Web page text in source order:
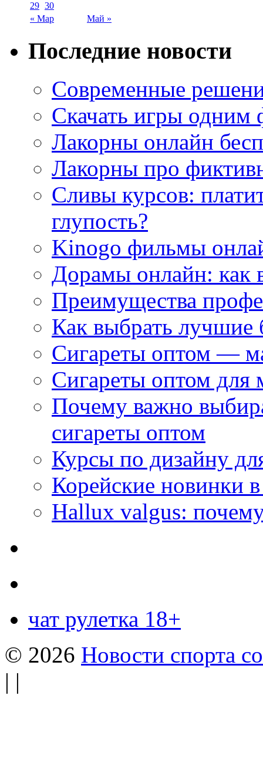
« Мар Май »
29 30
Последние новости
Современные
Скачать игры одним
Лакорны онлайн
Лакорны про
Сливы курсов:
глупость?
Kinogo фильмы
Дорамы онлайн: как
Преимущества
Как выбрать
Сигареты оптом —
Сигареты оптом для
Почему важно
сигареты оптом
Курсы по дизайну
Корейские новинки
Hallux valgus: почему
чат рулетка 18+
© 2026 Новости спорта
| |